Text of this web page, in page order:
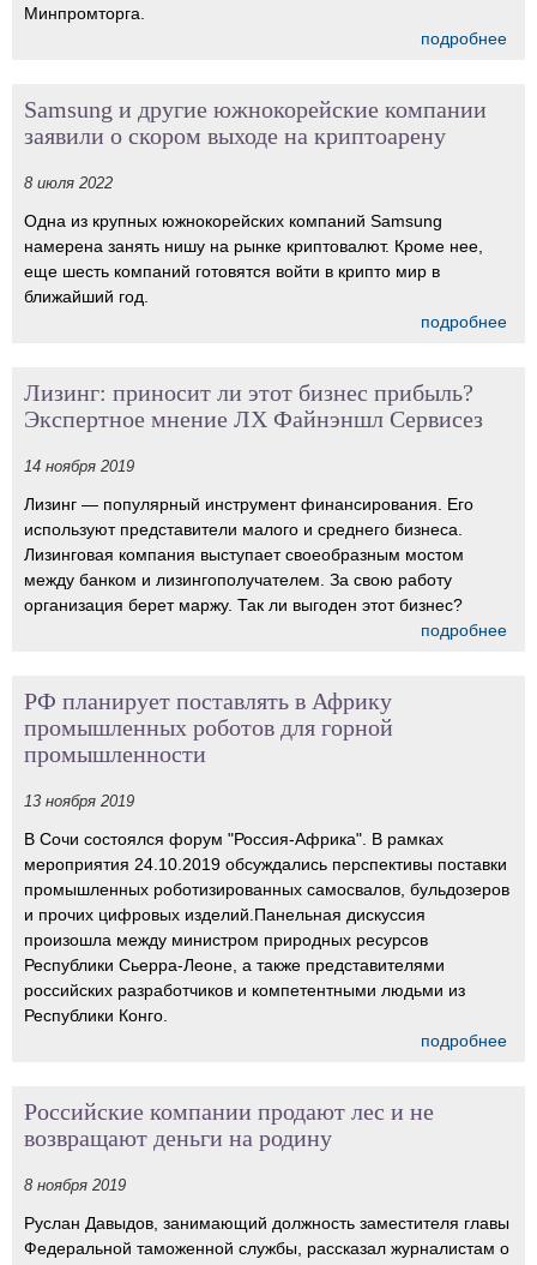
Минпромторга.
подробнее
Samsung и другие южнокорейские компании
заявили о скором выходе на криптоарену
8 июля 2022
Одна из крупных южнокорейских компаний Samsung
намерена занять нишу на рынке криптовалют. Кроме нее,
еще шесть компаний готовятся войти в крипто мир в
ближайший год.
подробнее
Лизинг: приносит ли этот бизнес прибыль?
Экспертное мнение ЛХ Файнэншл Сервисез
14 ноября 2019
Лизинг — популярный инструмент финансирования. Его
используют представители малого и среднего бизнеса.
Лизинговая компания выступает своеобразным мостом
между банком и лизингополучателем. За свою работу
организация берет маржу. Так ли выгоден этот бизнес?
подробнее
РФ планирует поставлять в Африку
промышленных роботов для горной
промышленности
13 ноября 2019
В Сочи состоялся форум "Россия-Африка". В рамках
мероприятия 24.10.2019 обсуждались перспективы поставки
промышленных роботизированных самосвалов, бульдозеров
и прочих цифровых изделий.Панельная дискуссия
произошла между министром природных ресурсов
Республики Сьерра-Леоне, а также представителями
российских разработчиков и компетентными людьми из
Республики Конго.
подробнее
Российские компании продают лес и не
возвращают деньги на родину
8 ноября 2019
Руслан Давыдов, занимающий должность заместителя главы
Федеральной таможенной службы, рассказал журналистам о